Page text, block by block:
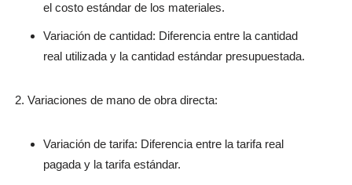
el costo estándar de los materiales.
Variación de cantidad: Diferencia entre la cantidad
real utilizada y la cantidad estándar presupuestada.
Variaciones de mano de obra directa:
Variación de tarifa: Diferencia entre la tarifa real
pagada y la tarifa estándar.